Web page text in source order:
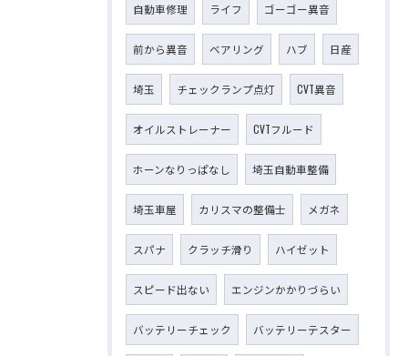
自動車修理 ライフ ゴーゴー異音
前から異音 ベアリング ハブ 日産
埼玉 チェックランプ点灯 CVT異音
オイルストレーナー CVTフルード
ホーンなりっぱなし 埼玉自動車整備
埼玉車屋 カリスマの整備士 メガネ
スパナ クラッチ滑り ハイゼット
スピード出ない エンジンかかりづらい
バッテリーチェック バッテリーテスター